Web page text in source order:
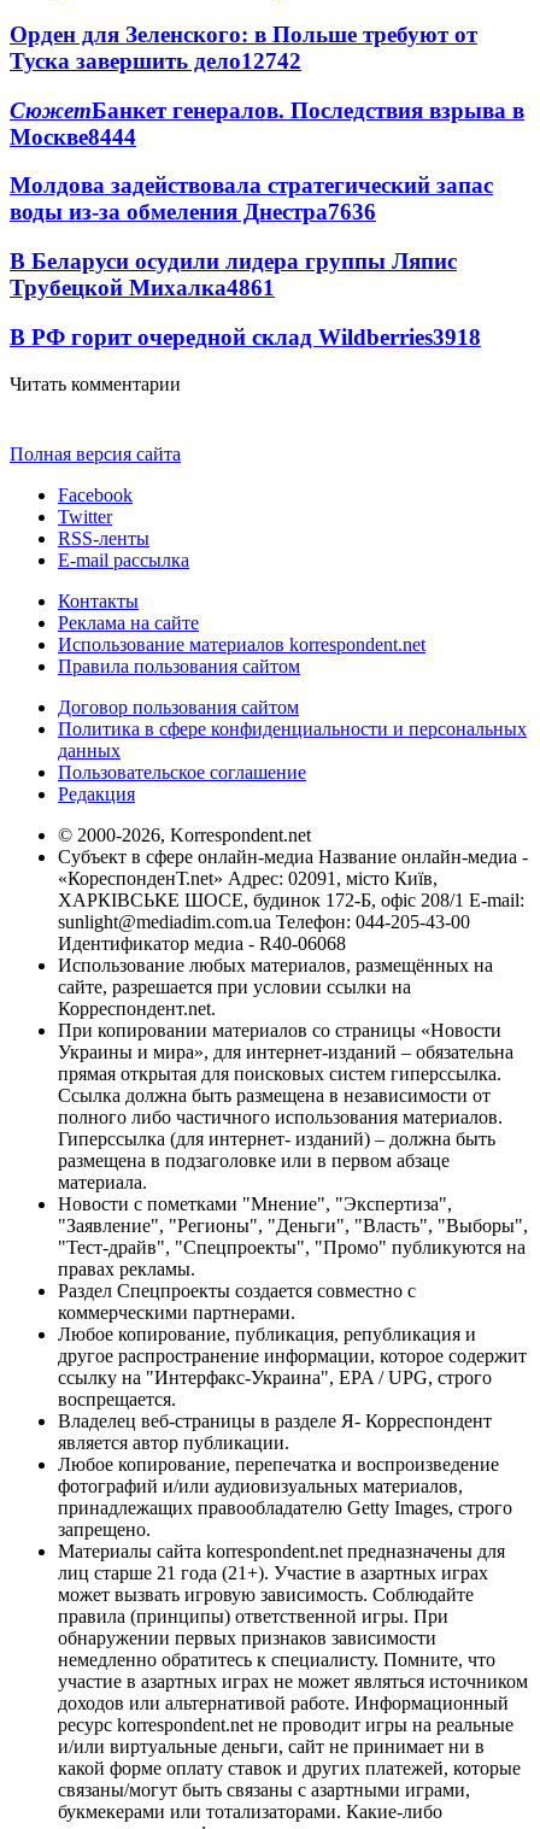
Орден для Зеленского: в Польше требуют от
Туска завершить дело12742
СюжетБанкет генералов. Последствия взрыва в
Москве8444
Молдова задействовала стратегический запас
воды из-за обмеления Днестра7636
В Беларуси осудили лидера группы Ляпис
Трубецкой Михалка4861
В РФ горит очередной склад Wildberries3918
Читать комментарии
Полная версия сайта
Facebook
Twitter
RSS-ленты
E-mail рассылка
Контакты
Реклама на сайте
Использование материалов korrespondent.net
Правила пользования сайтом
Договор пользования сайтом
Политика в сфере конфиденциальности и персональных
данных
Пользовательское соглашение
Редакция
© 2000-2026, Korrespondent.net
Субъект в сфере онлайн-медиа Название онлайн-медиа -
«КореспонденТ.net» Адрес: 02091, місто Київ,
ХАРКІВСЬКЕ ШОСЕ, будинок 172-Б, офіс 208/1 E-mail:
sunlight@mediadim.com.ua Телефон: 044-205-43-00
Идентификатор медиа - R40-06068
Использование любых материалов, размещённых на
сайте, разрешается при условии ссылки на
Корреспондент.net.
При копировании материалов со страницы «Новости
Украины и мира», для интернет-изданий – обязательна
прямая открытая для поисковых систем гиперссылка.
Ссылка должна быть размещена в независимости от
полного либо частичного использования материалов.
Гиперссылка (для интернет- изданий) – должна быть
размещена в подзаголовке или в первом абзаце
материала.
Новости с пометками "Мнение", "Экспертиза",
"Заявление", "Регионы", "Деньги", "Власть", "Выборы",
"Тест-драйв", "Спецпроекты", "Промо" публикуются на
правах рекламы.
Раздел Спецпроекты создается совместно с
коммерческими партнерами.
Любое копирование, публикация, републикация и
другое распространение информации, которое содержит
ссылку на "Интерфакс-Украина", EPA / UPG, строго
воспрещается.
Владелец веб-страницы в разделе Я- Корреспондент
является автор публикации.
Любое копирование, перепечатка и воспроизведение
фотографий и/или аудиовизуальных материалов,
принадлежащих правообладателю Getty Images, строго
запрещено.
Материалы сайта korrespondent.net предназначены для
лиц старше 21 года (21+). Участие в азартных играх
может вызвать игровую зависимость. Соблюдайте
правила (принципы) ответственной игры. При
обнаружении первых признаков зависимости
немедленно обратитесь к специалисту. Помните, что
участие в азартных играх не может являться источником
доходов или альтернативой работе. Информационный
ресурс korrespondent.net не проводит игры на реальные
и/или виртуальные деньги, сайт не принимает ни в
какой форме оплату ставок и других платежей, которые
связаны/могут быть связаны с азартными играми,
букмекерами или тотализаторами. Какие-либо